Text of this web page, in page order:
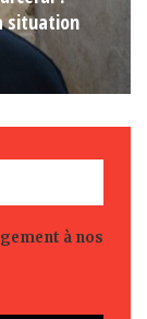
situation
à nos